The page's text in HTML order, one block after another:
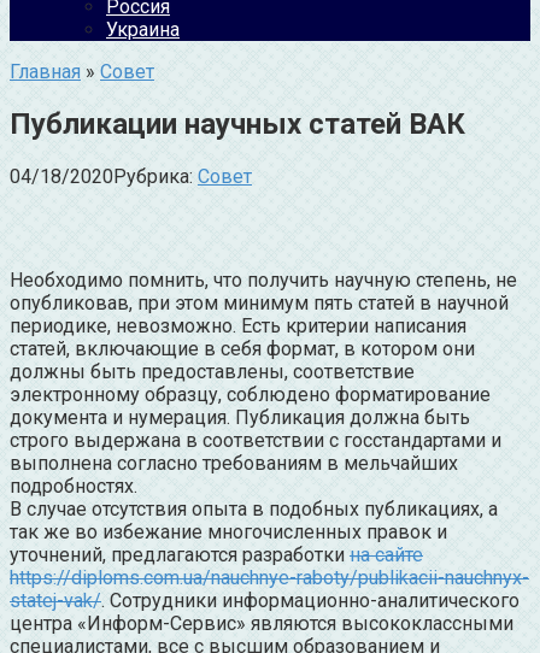
Россия
Украина
Главная » Совет
Публикации научных статей ВАК
04/18/2020Рубрика: Совет
Необходимо помнить, что получить научную степень, не
опубликовав, при этом минимум пять статей в научной
периодике, невозможно. Есть критерии написания
статей, включающие в себя формат, в котором они
должны быть предоставлены, соответствие
электронному образцу, соблюдено форматирование
документа и нумерация. Публикация должна быть
строго выдержана в соответствии с госстандартами и
выполнена согласно требованиям в мельчайших
подробностях.
В случае отсутствия опыта в подобных публикациях, а
так же во избежание многочисленных правок и
уточнений, предлагаются разработки на сайте
https://diploms.com.ua/nauchnye-raboty/publikacii-nauchnyx-
statej-vak/. Сотрудники информационно-аналитического
центра «Информ-Сервис» являются высококлассными
специалистами, все с высшим образованием и